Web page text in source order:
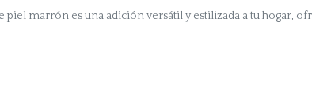
piel marrón es una adición versátil y estilizada a tu hogar,